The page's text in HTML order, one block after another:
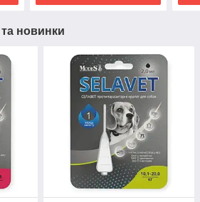
та новинки